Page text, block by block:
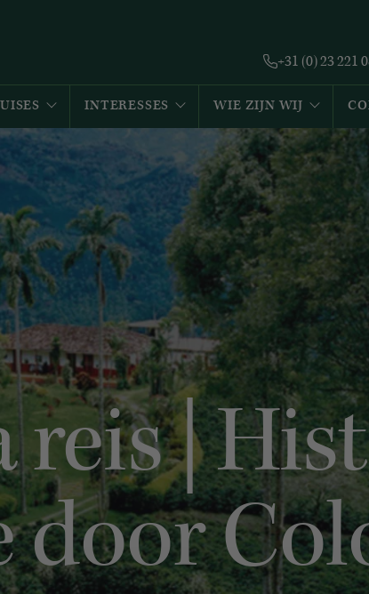
+31 (0) 23 221
INTERESSES WIE ZIJN WIJ
|
door